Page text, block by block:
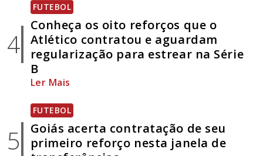
4
FUTEBOL
Conheça os oito reforços que o
Atlético contratou e aguardam
regularização para estrear na Série
B
Ler Mais
5
FUTEBOL
Goiás acerta contratação de seu
primeiro reforço nesta janela de